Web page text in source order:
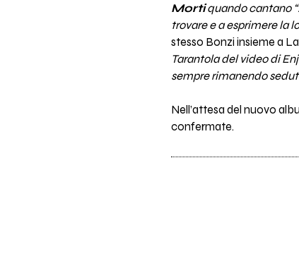
Mortiquando cantano
trovare e a esprimere la
stesso Bonzi insieme a
Tarantola del video di
sempre rimanendo
Nell’attesa del nuovo
confermate.